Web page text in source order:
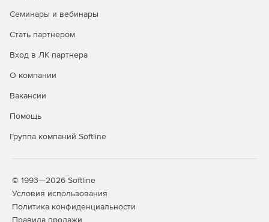
Семинары и вебинары
Стать партнером
Вход в ЛК партнера
О компании
Вакансии
Помощь
Группа компаний Softline
© 1993—2026 Softline
Условия использования
Политика конфиденциальности
Правила продажи